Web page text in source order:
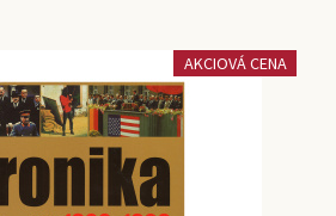
AKCIOVÁ CENA